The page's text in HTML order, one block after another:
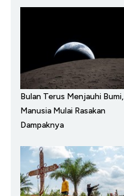
Bulan Terus Menjauhi Bumi,
Manusia Mulai Rasakan
Dampaknya